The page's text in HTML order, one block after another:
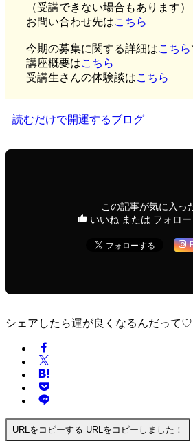
（受講できない場合もあります）
お問い合わせ先はこちら
今期の募集に関する詳細はこちら
講座概要はこちら
受講生さんの体験談はこちら
読むだけで開運するブログ
この記事が気に入っ
いいね または フォロー
シェアしたら運が良くなるんだって♡
URLをコピーする URLをコピーしました！